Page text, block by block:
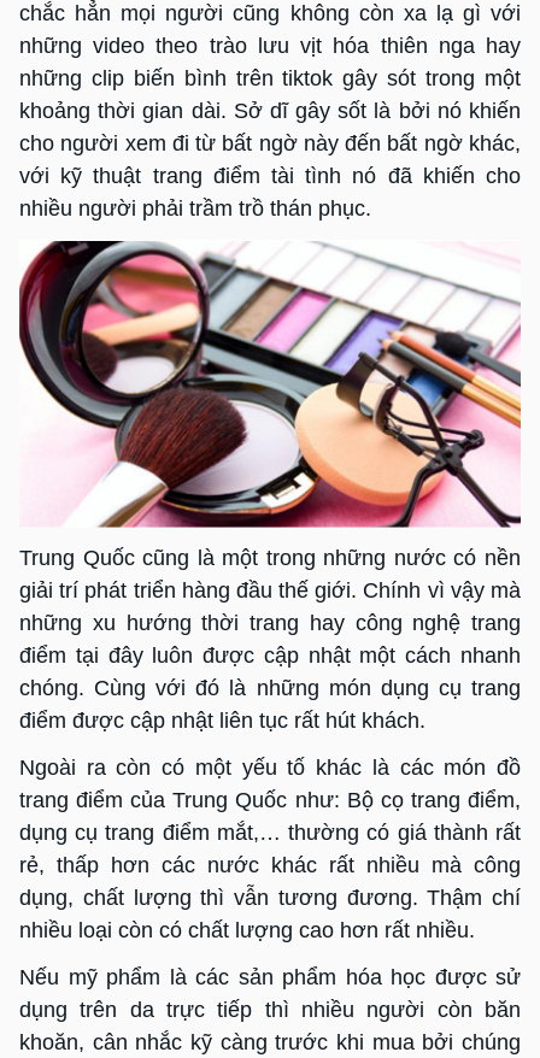
chắc hẳn mọi người cũng không còn xa lạ gì với
những video theo trào lưu vịt hóa thiên nga hay
những clip biến bình trên tiktok gây sót trong một
khoảng thời gian dài. Sở dĩ gây sốt là bởi nó khiến
cho người xem đi từ bất ngờ này đến bất ngờ khác,
với kỹ thuật trang điểm tài tình nó đã khiến cho
nhiều người phải trầm trồ thán phục.
Trung Quốc cũng là một trong những nước có nền
giải trí phát triển hàng đầu thế giới. Chính vì vậy mà
những xu hướng thời trang hay công nghệ trang
điểm tại đây luôn được cập nhật một cách nhanh
chóng. Cùng với đó là những món dụng cụ trang
điểm được cập nhật liên tục rất hút khách.
Ngoài ra còn có một yếu tố khác là các món đồ
trang điểm của Trung Quốc như: Bộ cọ trang điểm,
dụng cụ trang điểm mắt,… thường có giá thành rất
rẻ, thấp hơn các nước khác rất nhiều mà công
dụng, chất lượng thì vẫn tương đương. Thậm chí
nhiều loại còn có chất lượng cao hơn rất nhiều.
Nếu mỹ phẩm là các sản phẩm hóa học được sử
dụng trên da trực tiếp thì nhiều người còn băn
khoăn, cân nhắc kỹ càng trước khi mua bởi chúng